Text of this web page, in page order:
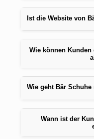
Ist die Website von
Wie können Kunden
Wie geht Bär
Wann ist der